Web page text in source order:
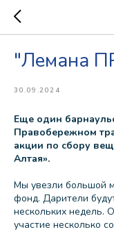
"Лемана
30.09.2024
Еще один
Правобережном
акции по сбору
Алтая».
Мы увезли большой
фонд. Дарители
нескольких недель.
участие несколько